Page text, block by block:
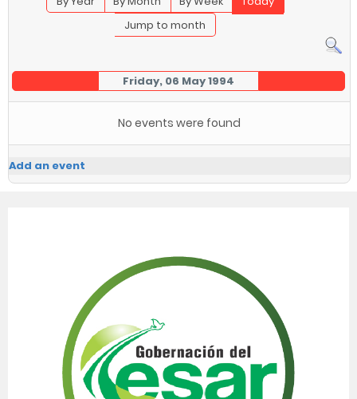
Jump to month
Friday, 06 May 1994
No events were found
Add an event